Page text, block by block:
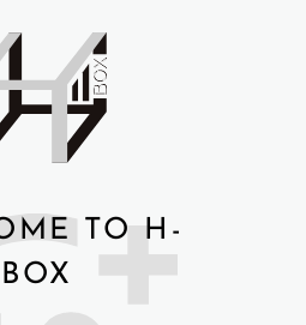
TO H-
BOX